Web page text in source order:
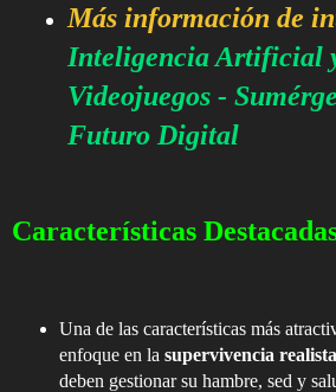
Más información de
Inteligencia Artificial
Videojuegos -
Futuro Digital
Características
Una de las características más
enfoque en la supervivencia realista
deben gestionar su hambre, sed y